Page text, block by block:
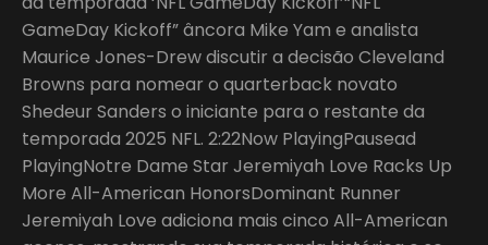
GameDay Kickoff” âncora Mike Yam e analista
Maurice Jones-Drew discutir a decisão Cleveland
Browns para nomear o quarterback novato
Shedeur Sanders o iniciante para o restante da
temporada 2025 NFL. 2:22Now PlayingPausead
PlayingNotre Dame Star Jeremiyah Love Racks Up
More All-American HonorsDominant Runner
Jeremiyah Love adiciona mais cinco All-American